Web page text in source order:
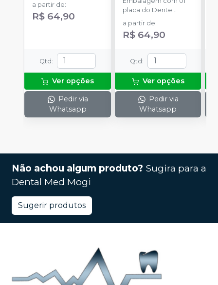
a partir de:
R$ 64,90
Qtd :
Ver opções
Pedir via
Whatsapp
placa do Dente
Delara Kulzer.
a partir de:
R$ 64,90
Qtd :
Ver opções
Pedir via
Whatsapp
Não achou algum produto? Sugira para a
Dental Med Mogi
Sugerir produtos